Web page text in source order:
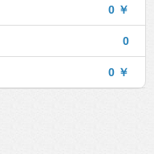
0 ￥
0
0 ￥